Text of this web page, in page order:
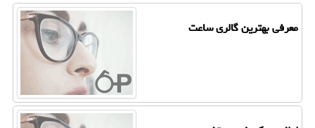
معرفی بهترین گالری ساعت